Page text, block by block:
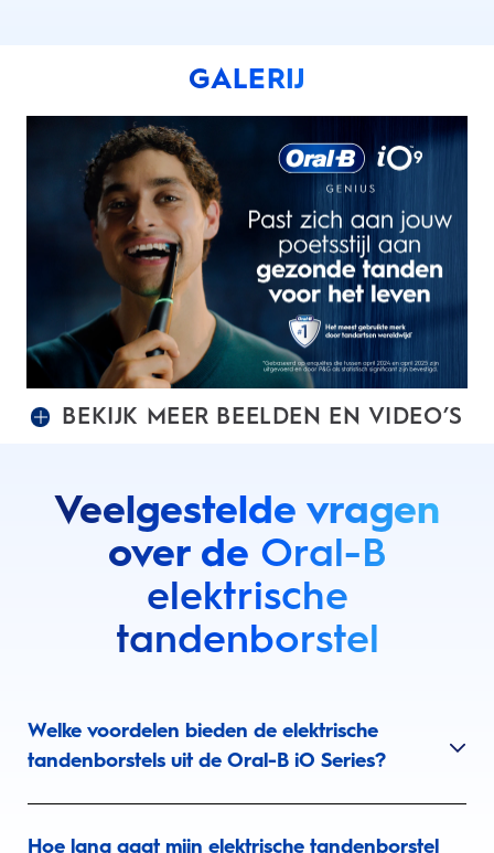
GALERIJ
BEKIJK MEER BEELDEN EN VIDEO’S
Veelgestelde vragen
over de Oral-B
elektrische
tandenborstel
Welke voordelen bieden de elektrische
tandenborstels uit de Oral-B iO Series?
Hoe lang gaat mijn elektrische tandenborstel